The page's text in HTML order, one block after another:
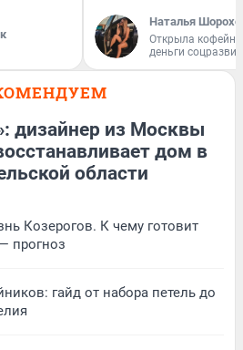
Наталья
Открыла
деньги
дизайнер из Москвы
дом в
области
Козерогов. К чему готовит
прогноз
гайд от набора петель до